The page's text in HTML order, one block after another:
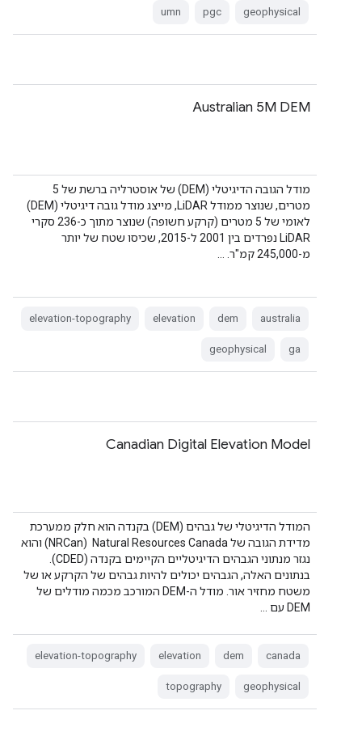
geophysical
pgc
umn
‫Australian 5M DEM
מודל הגובה הדיגיטלי (DEM) של אוסטרליה ברשת של 5
מטרים, שנוצר ממודל LiDAR, מייצג מודל גובה דיגיטלי (DEM)
לאומי של 5 מטרים (קרקע חשופה) שנוצר מתוך כ-236 סקרי
LiDAR נפרדים בין 2001 ל-2015, שכיסו שטח של יותר
מ-245,000 קמ"ר. …
australia
dem
elevation
elevation-topography
ga
geophysical
Canadian Digital Elevation Model
המודל הדיגיטלי של גבהים (DEM) בקנדה הוא חלק ממערכת
מדידת הגובה של Natural Resources Canada ‏ (NRCan) והוא
נגזר מנתוני הגבהים הדיגיטליים הקיימים בקנדה (CDED).
בנתונים האלה, הגבהים יכולים להיות גבהים של הקרקע או של
משטח מחזיר אור. מודל ה-DEM המורכב מכמה מודלים של
DEM עם …
canada
dem
elevation
elevation-topography
geophysical
topography